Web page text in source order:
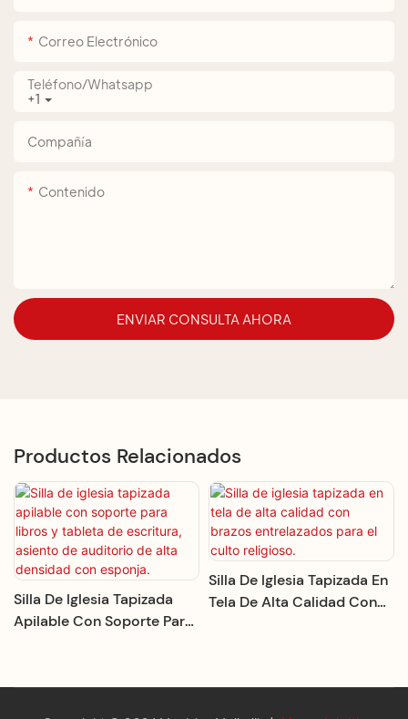
Correo Electrónico
+1
Teléfono/whatsapp
Compañía
Contenido
ENVIAR CONSULTA AHORA
Productos Relacionados
Silla De Iglesia Tapizada
Apilable Con Soporte Para
Auditorio De Alta Densidad
Silla De Iglesia Tapizada En
Tela De Alta Calidad Con